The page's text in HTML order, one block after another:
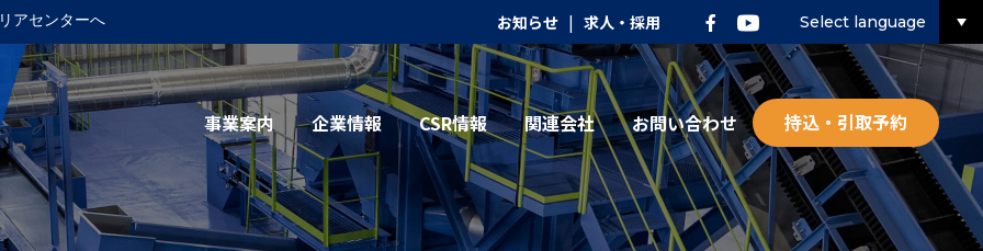
アセンターへ お知らせ | 求人・採用 Select language
事業案内 企業情報 CSR情報 関連会社 お問い合わせ 持込・引取予約